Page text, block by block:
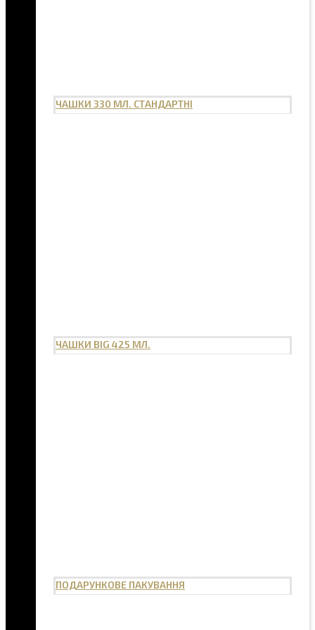
ЧАШКИ 330 МЛ. СТАНДАРТНІ
ЧАШКИ BIG 425 МЛ.
ПОДАРУНКОВЕ ПАКУВАННЯ